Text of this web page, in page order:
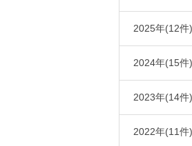
2025年(12件)
2024年(15件)
2023年(14件)
2022年(11件)